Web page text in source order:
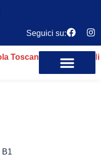
Seguici su: